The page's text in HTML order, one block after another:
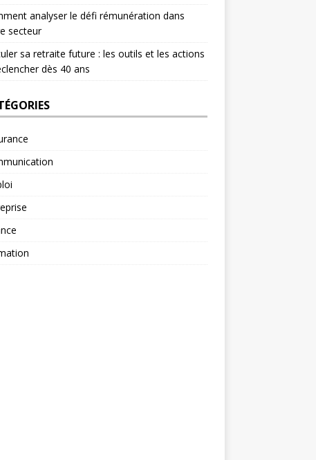
analyser le défi rémunération dans
secteur
sa retraite future : les outils et les actions
dès 40 ans